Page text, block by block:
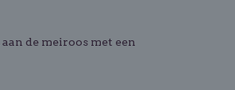
de meiroos met een